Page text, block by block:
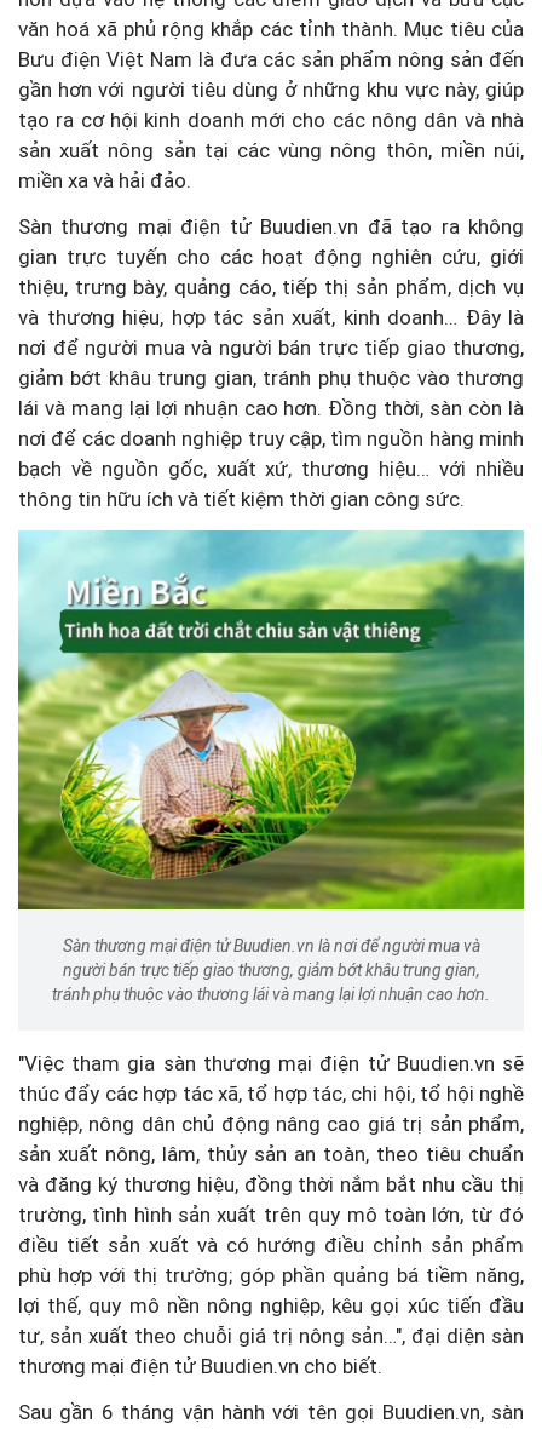
văn hoá xã phủ rộng khắp các tỉnh thành. Mục tiêu của
Bưu điện Việt Nam là đưa các sản phẩm nông sản đến
gần hơn với người tiêu dùng ở những khu vực này, giúp
tạo ra cơ hội kinh doanh mới cho các nông dân và nhà
sản xuất nông sản tại các vùng nông thôn, miền núi,
miền xa và hải đảo.
Sàn thương mại điện tử Buudien.vn đã tạo ra không
gian trực tuyến cho các hoạt động nghiên cứu, giới
thiệu, trưng bày, quảng cáo, tiếp thị sản phẩm, dịch vụ
và thương hiệu, hợp tác sản xuất, kinh doanh… Đây là
nơi để người mua và người bán trực tiếp giao thương,
giảm bớt khâu trung gian, tránh phụ thuộc vào thương
lái và mang lại lợi nhuận cao hơn. Đồng thời, sàn còn là
nơi để các doanh nghiệp truy cập, tìm nguồn hàng minh
bạch về nguồn gốc, xuất xứ, thương hiệu… với nhiều
thông tin hữu ích và tiết kiệm thời gian công sức.
Sàn thương mại điện tử Buudien.vn là nơi để người mua và
người bán trực tiếp giao thương, giảm bớt khâu trung gian,
tránh phụ thuộc vào thương lái và mang lại lợi nhuận cao hơn.
"Việc tham gia sàn thương mại điện tử Buudien.vn sẽ
thúc đẩy các hợp tác xã, tổ hợp tác, chi hội, tổ hội nghề
nghiệp, nông dân chủ động nâng cao giá trị sản phẩm,
sản xuất nông, lâm, thủy sản an toàn, theo tiêu chuẩn
và đăng ký thương hiệu, đồng thời nắm bắt nhu cầu thị
trường, tình hình sản xuất trên quy mô toàn lớn, từ đó
điều tiết sản xuất và có hướng điều chỉnh sản phẩm
phù hợp với thị trường; góp phần quảng bá tiềm năng,
lợi thế, quy mô nền nông nghiệp, kêu gọi xúc tiến đầu
tư, sản xuất theo chuỗi giá trị nông sản…", đại diện sàn
thương mại điện tử Buudien.vn cho biết.
Sau gần 6 tháng vận hành với tên gọi Buudien.vn, sàn